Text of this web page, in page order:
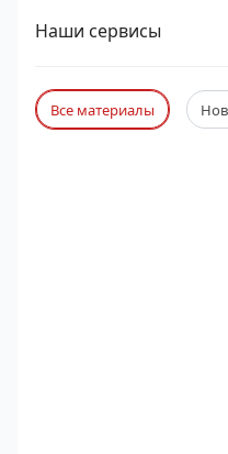
Наши сервисы
Все материалы